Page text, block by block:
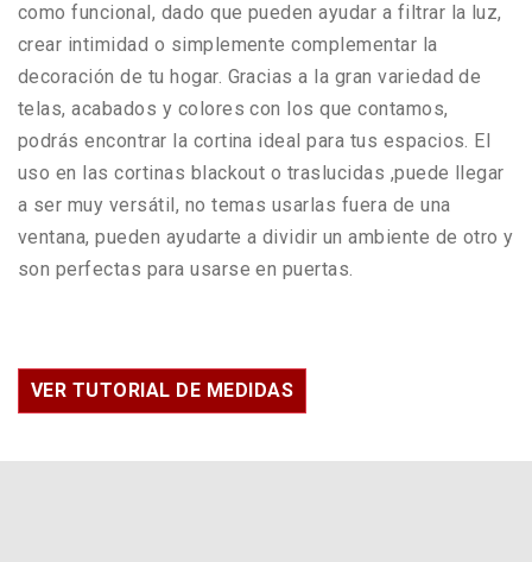
como funcional, dado que pueden ayudar a filtrar la luz,
crear intimidad o simplemente complementar la
decoración de tu hogar. Gracias a la gran variedad de
telas, acabados y colores con los que contamos,
podrás encontrar la cortina ideal para tus espacios. El
uso en las cortinas blackout o traslucidas ,puede llegar
a ser muy versátil, no temas usarlas fuera de una
ventana, pueden ayudarte a dividir un ambiente de otro y
son perfectas para usarse en puertas.
VER TUTORIAL DE MEDIDAS